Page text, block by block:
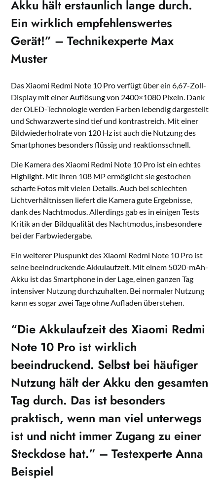
Akku hält erstaunlich lange durch.
Ein wirklich empfehlenswertes
Gerät!” – Technikexperte Max
Muster
Das Xiaomi Redmi Note 10 Pro verfügt über ein 6,67-Zoll-
Display mit einer Auflösung von 2400×1080 Pixeln. Dank
der OLED-Technologie werden Farben lebendig dargestellt
und Schwarzwerte sind tief und kontrastreich. Mit einer
Bildwiederholrate von 120 Hz ist auch die Nutzung des
Smartphones besonders flüssig und reaktionsschnell.
Die Kamera des Xiaomi Redmi Note 10 Pro ist ein echtes
Highlight. Mit ihren 108 MP ermöglicht sie gestochen
scharfe Fotos mit vielen Details. Auch bei schlechten
Lichtverhältnissen liefert die Kamera gute Ergebnisse,
dank des Nachtmodus. Allerdings gab es in einigen Tests
Kritik an der Bildqualität des Nachtmodus, insbesondere
bei der Farbwiedergabe.
Ein weiterer Pluspunkt des Xiaomi Redmi Note 10 Pro ist
seine beeindruckende Akkulaufzeit. Mit einem 5020-mAh-
Akku ist das Smartphone in der Lage, einen ganzen Tag
intensiver Nutzung durchzuhalten. Bei normaler Nutzung
kann es sogar zwei Tage ohne Aufladen überstehen.
“Die Akkulaufzeit des Xiaomi Redmi
Note 10 Pro ist wirklich
beeindruckend. Selbst bei häufiger
Nutzung hält der Akku den gesamten
Tag durch. Das ist besonders
praktisch, wenn man viel unterwegs
ist und nicht immer Zugang zu einer
Steckdose hat.” – Testexperte Anna
Beispiel